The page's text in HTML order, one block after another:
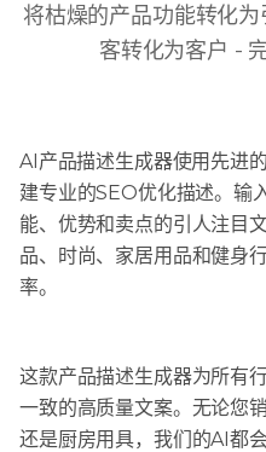
将枯燥的产品功能转化
客转化为客户 -
AI产品描述生成器使用先进
建专业的SEO优化描述。输
能、优势和卖点的引人注目
品、时尚、家居用品和健身
率。
这款产品描述生成器为所有
一致的高质量文案。无论您
还是厨房用具，我们的AI都